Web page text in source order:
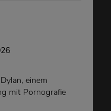
einem
mit Pornografie